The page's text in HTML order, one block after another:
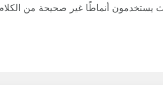
أنماطًا غير صحيحة من